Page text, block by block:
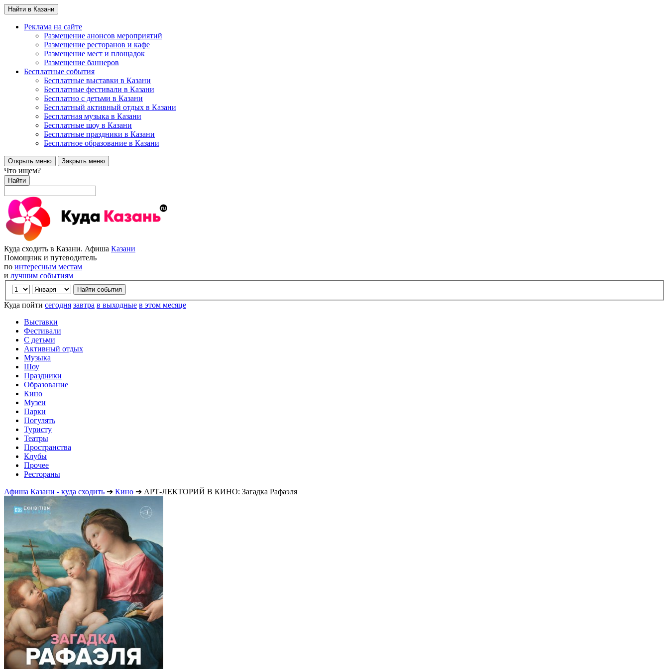
Найти в Казани
Реклама на сайте
Размещение анонсов мероприятий
Размещение ресторанов и кафе
Размещение мест и площадок
Размещение баннеров
Бесплатные события
Бесплатные выставки в Казани
Бесплатные фестивали в Казани
Бесплатно с детьми в Казани
Бесплатный активный отдых в Казани
Бесплатная музыка в Казани
Бесплатные шоу в Казани
Бесплатные праздники в Казани
Бесплатное образование в Казани
Открыть меню Закрыть меню
Что ищем?
Найти
Куда сходить в Казани. Афиша Казани
Помощник и путеводитель
по интересным местам
и лучшим событиям
Куда пойти сегодня завтра в выходные в этом месяце
Выставки
Фестивали
С детьми
Активный отдых
Музыка
Шоу
Праздники
Образование
Кино
Музеи
Парки
Погулять
Туристу
Театры
Пространства
Клубы
Прочее
Рестораны
Афиша Казани - куда сходить ➔ Кино ➔ АРТ-ЛЕКТОРИЙ В КИНО: Загадка Рафаэля